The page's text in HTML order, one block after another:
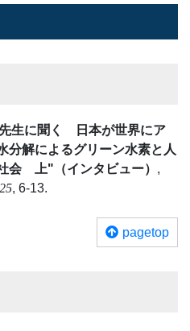
生に聞く 日本が世界にア
分解によるグリーン水素と人
会 上"（インタビュー） ,
, 6-13.
pagetop